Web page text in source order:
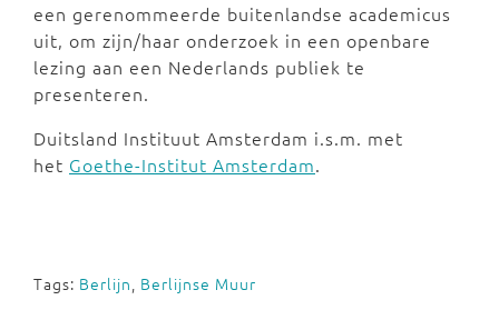
een gerenommeerde buitenlandse academicus
uit, om zijn/haar onderzoek in een openbare
lezing aan een Nederlands publiek te
presenteren.
Duitsland Instituut Amsterdam i.s.m. met
het Goethe-Institut Amsterdam.
Tags: Berlijn, Berlijnse Muur